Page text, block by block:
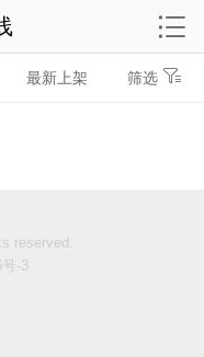
最新上架 筛选
reserved.
-3